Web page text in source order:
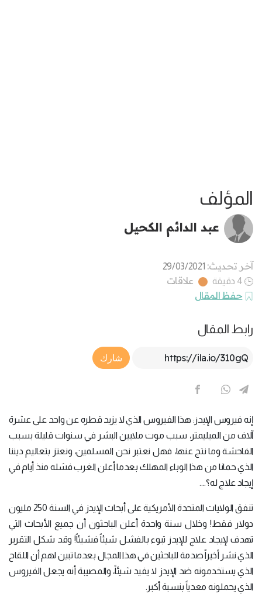
المؤلف
عبد الدائم الكحيل
آخر تحديث: 29/03/2021
4 دقيقة
علاقات
حفظ المقال
رابط المقال
Article Link
شارك
إنه فيروس الإيدز: هذا الفيروس الذي لا يزيد قطره عن واحد على عشرة
آلاف من الميليمتر، سبب موت ملايين البشر في سنوات قليلة بسبب
الفاحشة وما نتج عنها، فهل نعتبر نحن المسلمين، ونعتز بتعاليم ديننا
الذي حمانا من هذا الوباء المهلك بعدما أعلن الغرب فشله منذ أيام في
إيجاد علاج له؟....
تنفق الولايات المتحدة الأمريكية على أبحاث الإيدز في السنة 250 مليون
دولار فقط! وخلال سنة واحدة أعلن الباحثون أن جميع الأبحاث التي
تهدف لإيجاد علاج للإيدز تبوء بالفشل شيئاً فشيئاً! وقد شكل التقرير
الذي نشر أخيراً صدمة للباحثين في هذا المجال بعدما تبين لهم أن اللقاح
الذي يستخدمونه ضد الإيدز لا يفيد شيئاً، والمصيبة أنه يجعل الفيروس
الذي يحملونه معدياً بنسبة أكبر.